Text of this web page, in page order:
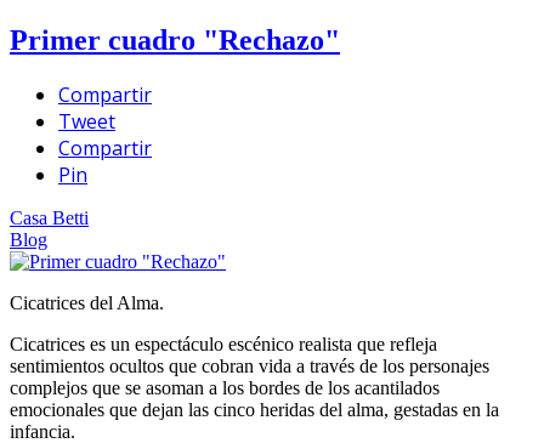
Primer cuadro "Rechazo"
Compartir
Tweet
Compartir
Pin
Casa Betti
Blog
Cicatrices del Alma.
Cicatrices es un espectáculo escénico realista que refleja
sentimientos ocultos que cobran vida a través de los personajes
complejos que se asoman a los bordes de los acantilados
emocionales que dejan las cinco heridas del alma, gestadas en la
infancia.